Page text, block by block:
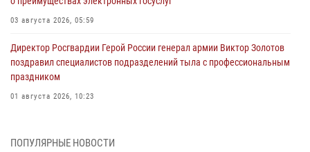
03 августа 2026, 05:59
Директор Росгвардии Герой России генерал армии Виктор Золотов
поздравил специалистов подразделений тыла с профессиональным
праздником
01 августа 2026, 10:23
Российской Федерации
ПОПУЛЯРНЫЕ НОВОСТИ